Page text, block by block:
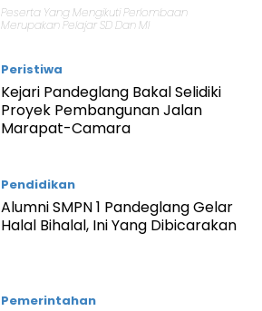
Peserta Yang Mengikuti Perlombaan
Merupakan Pelajar SD Dan MI
Peristiwa
Kejari Pandeglang Bakal Selidiki
Proyek Pembangunan Jalan
Marapat-Camara
Pendidikan
Alumni SMPN 1 Pandeglang Gelar
Halal Bihalal, Ini Yang Dibicarakan
Pemerintahan